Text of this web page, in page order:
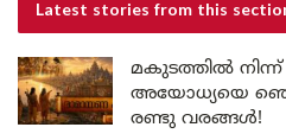
Latest stories from this
മകുടത്തിൽ നിന്ന്
അയോധ്യയെ
രണ്ടു വരങ്ങൾ!